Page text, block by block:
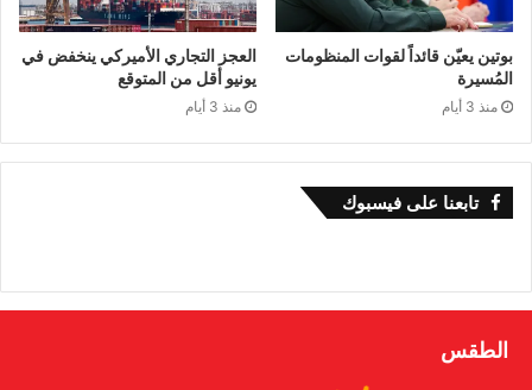
بوتين يعيّن قائداً لقوات المنظومات
المُسيرة
منذ 3 أيام
العجز التجاري الأميركي ينخفض في
يونيو أقل من المتوقع
منذ 3 أيام
تابعنا على فيسبوك
الطقس